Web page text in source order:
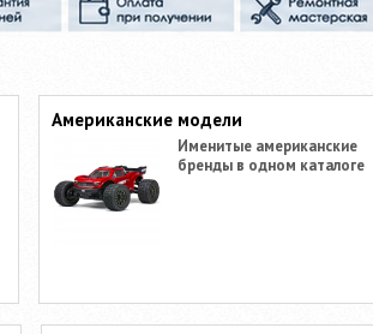
Американские модели
Именитые американские
бренды в одном каталоге